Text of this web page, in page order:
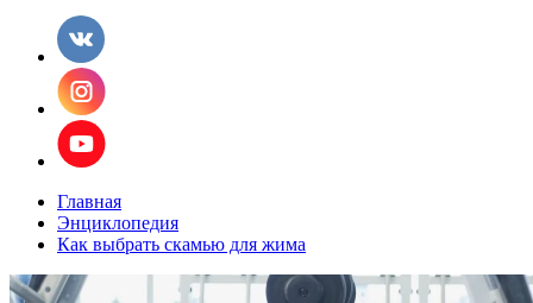
Главная
Энциклопедия
Как выбрать скамью для жима